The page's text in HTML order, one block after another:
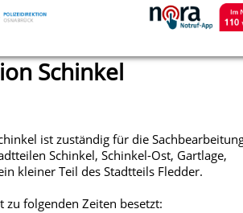
Schinkel
ist zuständig für die
Schinkel, Schinkel-Ost, Gartlage,
kleiner Teil des Stadtteils Fledder.
zu folgenden Zeiten besetzt: